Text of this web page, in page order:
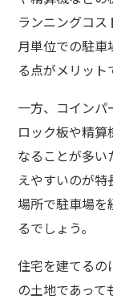
ランニングコス
月単位での駐
る点がメリット
一方、コインパ
ロック板や精
なることが多
えやすいのが
場所で駐車場を
るでしょう。
住宅を建てるの
の土地であって